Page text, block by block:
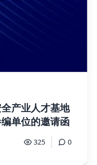
产业人才基地
单位的邀请函
325 0